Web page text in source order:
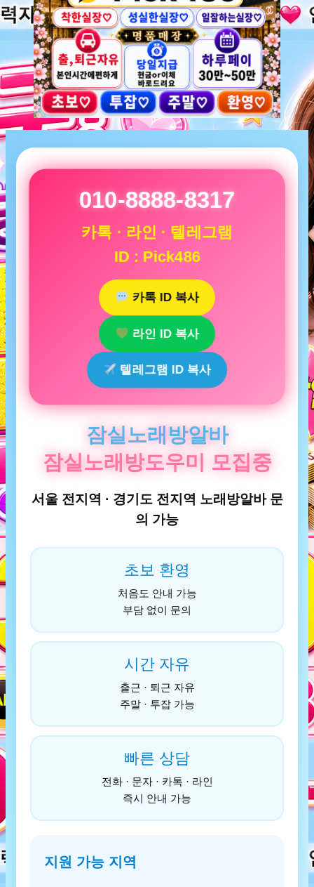
010-8888-8317
카톡 · 라인 · 텔레그램
ID : Pick486
카톡 ID 복사
라인 ID 복사
텔레그램 ID 복사
잠실노래방알바
잠실노래방도우미 모집중
서울 전지역 · 경기도 전지역 노래방알바 문
의 가능
초보 환영
처음도 안내 가능
부담 없이 문의
시간 자유
출근 · 퇴근 자유
주말 · 투잡 가능
빠른 상담
전화 · 문자 · 카톡 · 라인
즉시 안내 가능
지원 가능 지역